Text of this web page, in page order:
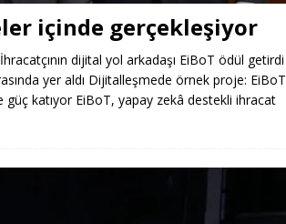
içinde gerçekleşiyor
dijital yol arkadaşı EiBoT ödül getirdi
yer aldı Dijitalleşmede örnek proje: EiBoT
katıyor EiBoT, yapay zekâ destekli ihracat